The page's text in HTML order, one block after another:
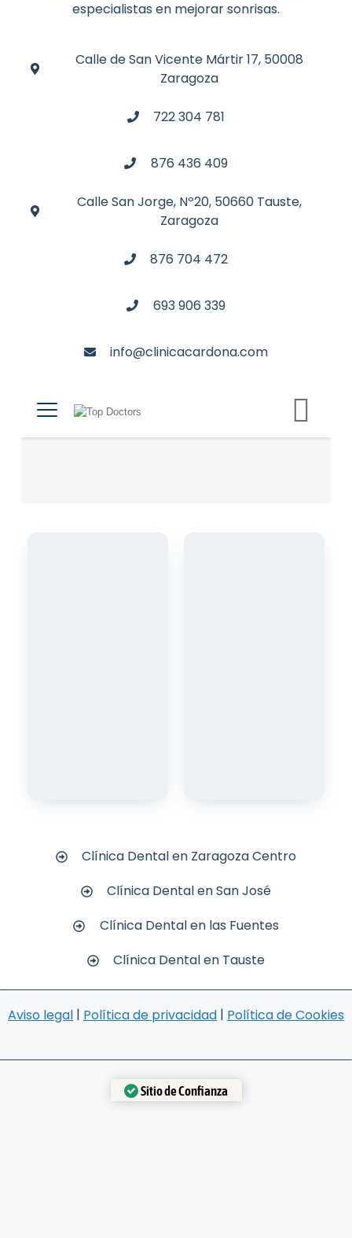
especialistas en mejorar sonrisas.
Calle de San Vicente Mártir 17, 50008
Zaragoza
722 304 781
876 436 409
Calle San Jorge, Nº20, 50660 Tauste,
Zaragoza
876 704 472
693 906 339
info@clinicacardona.com
Clínica Dental en Zaragoza Centro
Clínica Dental en San José
Clínica Dental en las Fuentes
Clínica Dental en Tauste
Aviso legal | Política de privacidad | Política de Cookies
Sitio de Confianza